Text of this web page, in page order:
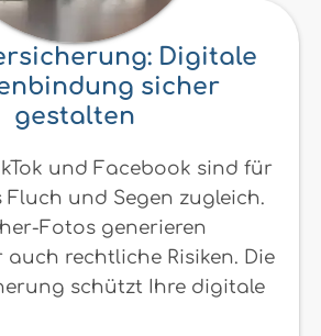
Digitale
sicher
gestalten
und Facebook sind für
Fluch und Segen zugleich.
Fotos generieren
auch rechtliche Risiken. Die
schützt Ihre digitale